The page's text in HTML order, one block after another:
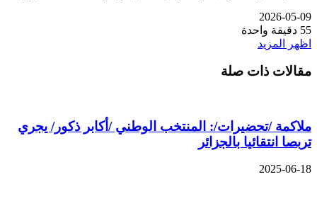
2026-05-09
55 دقيقة واحدة
اظهر المزيد
مقالات ذات صلة
ملاكمة /تحضيرات/: المنتخب الوطني /أكابر ذكور/ يجري
تربصا انتقائيا بالجزائر
2025-06-18